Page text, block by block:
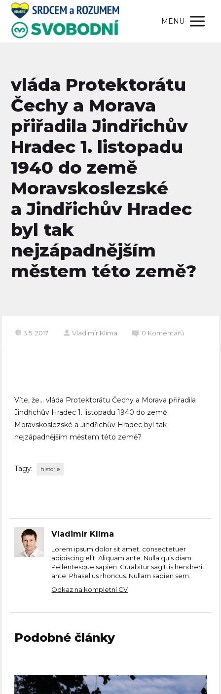
MENU
vláda Protektorátu
Čechy a Morava
přiřadila Jindřichův
Hradec 1. listopadu
1940 do země
Moravskoslezské
a Jindřichův Hradec
byl tak
nejzápadnějším
městem této země?
3.5. 2017 Vladimír Klíma 0 Komentářů
Víte, že… vláda Protektorátu Čechy a Morava přiřadila
Jindřichův Hradec 1. listopadu 1940 do země
Moravskoslezské a Jindřichův Hradec byl tak
nejzápadnějším městem této země?
Tagy: historie
Vladimír Klíma
Lorem ipsum dolor sit amet, consectetuer
adipiscing elit. Aliquam ante. Nulla quis diam.
Pellentesque sapien. Curabitur sagittis hendrerit
ante. Phasellus rhoncus. Nullam sapien sem.
Odkaz na kompletní CV
Podobné články